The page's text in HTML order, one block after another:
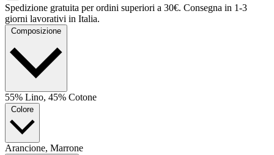
Spedizione gratuita per ordini superiori a 30€. Consegna in 1-3
giorni lavorativi in Italia.
Composizione
55% Lino, 45% Cotone
Colore
Arancione, Marrone